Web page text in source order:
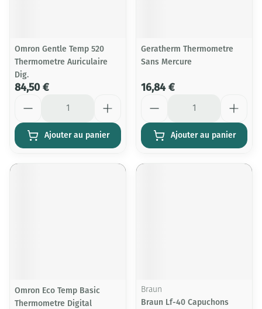
Omron Gentle Temp 520
Thermometre Auriculaire
Dig.
84,50 €
Ajouter au panier
Geratherm Thermometre
Sans Mercure
16,84 €
Ajouter au panier
Omron Eco Temp Basic
Thermometre Digital
Braun
Braun Lf-40 Capuchons